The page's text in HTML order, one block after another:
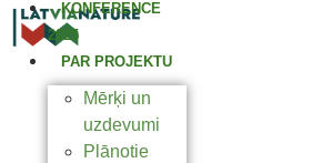
KONFERENCE
2025
PAR PROJEKTU
Mērķi un
uzdevumi
Plānotie